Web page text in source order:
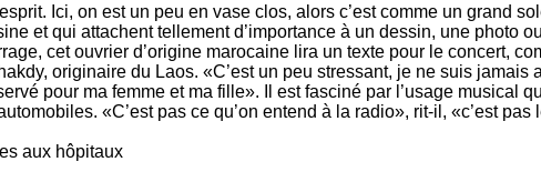
Ici, on est un peu en vase clos, alors c’est comme un grand
et qui attachent tellement d’importance à un dessin, une photo
cet ouvrier d’origine marocaine lira un texte pour le concert,
originaire du Laos. «C’est un peu stressant, je ne suis jamais
pour ma femme et ma fille». Il est fasciné par l’usage musical
«C’est pas ce qu’on entend à la radio», rit-il, «c’est pas
aux hôpitaux